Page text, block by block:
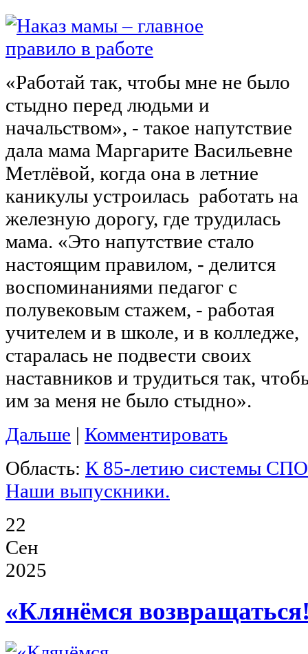
«Работай так, чтобы мне не было
стыдно перед людьми и
начальством», - такое напутствие
дала мама Маргарите Васильевне
Метлёвой, когда она в летние
каникулы устроилась работать на
железную дорогу, где трудилась
мама. «Это напутствие стало
настоящим правилом, - делится
воспоминаниями педагог с
полувековым стажем, - работая
учителем и в школе, и в колледже,
старалась не подвести своих
наставников и трудиться так,
им за меня не было стыдно».
Дальше | Комментировать
Область: К 85-летию системы
Наши выпускники.
22
Сен
2025
«Клянёмся